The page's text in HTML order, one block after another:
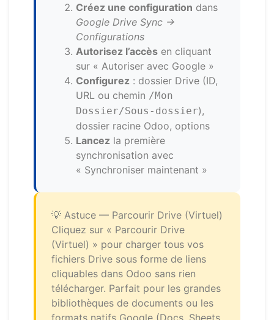
Créez une configuration dans
Google Drive Sync →
Configurations
Autorisez l’accès en cliquant
sur « Autoriser avec Google »
Configurez : dossier Drive (ID,
URL ou chemin /Mon
Dossier/Sous-dossier),
dossier racine Odoo, options
Lancez la première
synchronisation avec
« Synchroniser maintenant »
💡 Astuce — Parcourir Drive (Virtuel)
Cliquez sur « Parcourir Drive
(Virtuel) » pour charger tous vos
fichiers Drive sous forme de liens
cliquables dans Odoo sans rien
télécharger. Parfait pour les grandes
bibliothèques de documents ou les